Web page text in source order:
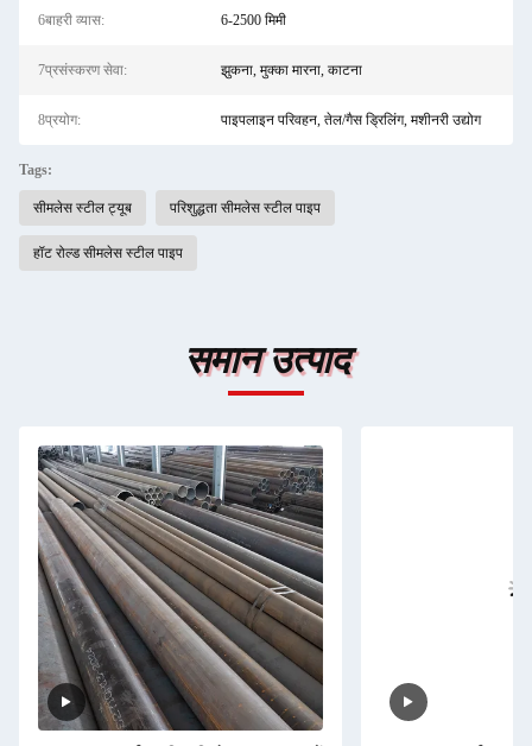
6बाहरी व्यास: 6-2500 मिमी
7प्रसंस्करण सेवा: झुकना, मुक्का मारना, काटना
8प्रयोग: पाइपलाइन परिवहन, तेल/गैस ड्रिलिंग, मशीनरी उद्योग
Tags:
सीमलेस स्टील ट्यूब परिशुद्धता सीमलेस स्टील पाइप
हॉट रोल्ड सीमलेस स्टील पाइप
समान उत्पाद